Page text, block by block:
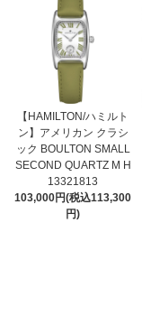
【HAMILTON/ハミルト
ン】アメリカン クラシ
ック BOULTON SMALL
SECOND QUARTZ M H
13321813
103,000円(税込113,300
円)